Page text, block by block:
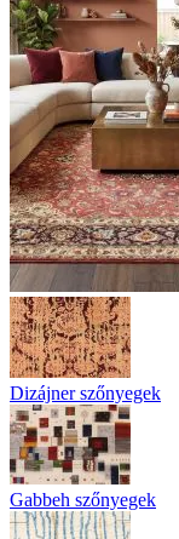
Dizájner szőnyegek
Gabbeh szőnyegek